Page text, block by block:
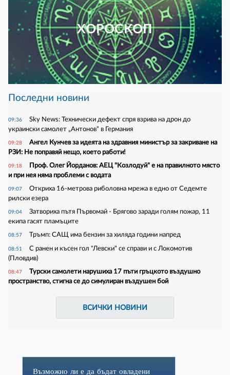
ХОРОСКОП
Последни новини
09:36
Sky News: Технически дефект спря взрива на дрон до
украински самолет „Антонов“ в Германия
09:28
Ангел Кунчев за идеята на здравния министър за закриване на
РЗИ: Не поправяй нещо, което работи!
09:18
Проф. Олег Йорданов: АЕЦ "Козлодуй" е на правилното място
и при нея няма проблеми с водата
09:07
Откриха 16-метрова риболовна мрежа в едно от Седемте
рилски езера
09:04
Затвориха пътя Първомай - Брягово заради голям пожар, 11
екипа гасят пламъците
08:57 Тръмп: САЩ има бензин за хиляда години напред
08:51
С ранен и късен гол "Левски" се справи и с Локомотив
(Пловдив)
08:47
Турски самолети нарушиха 17 пъти гръцкото въздушно
пространство, стигна се до симулиран въздушен бой
ВСИЧКИ НОВИНИ